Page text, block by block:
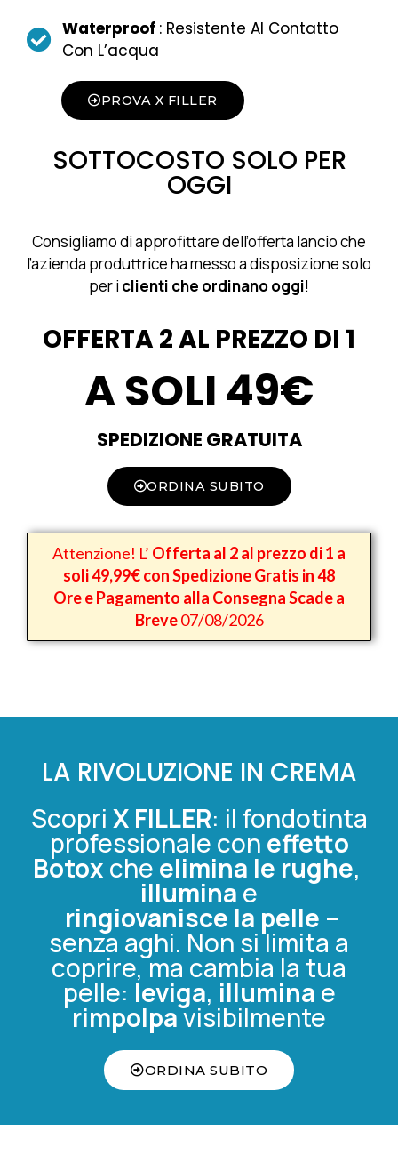
SOTTOCOSTO SOLO PER
OGGI
Consigliamo di approfittare dell’offerta lancio che
l’azienda produttrice ha messo a disposizione solo
per i clienti che ordinano oggi!
OFFERTA 2 AL PREZZO DI 1
A SOLI 49€
SPEDIZIONE GRATUITA
ORDINA SUBITO
Attenzione! L’ Offerta al 2 al prezzo di 1 a
soli 49,99€ con Spedizione Gratis in 48
Ore e Pagamento alla Consegna Scade a
Breve07/08/2026
Waterproof : Resistente Al Contatto
Con L’acqua
PROVA X FILLER
LA RIVOLUZIONE IN CREMA
Scopri X FILLER: il fondotinta
professionale con effetto
Botox che elimina le rughe,
illumina e
ringiovanisce la pelle –
senza aghi. Non si limita a
coprire, ma cambia la tua
pelle: leviga, illumina e
rimpolpavisibilmente
ORDINA SUBITO